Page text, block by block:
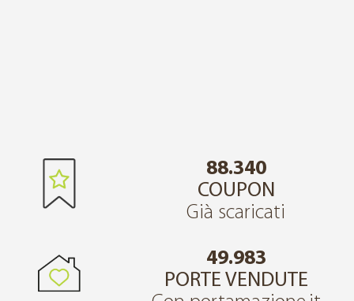
88.340
COUPON
Già scaricati
49.983
PORTE VENDUTE